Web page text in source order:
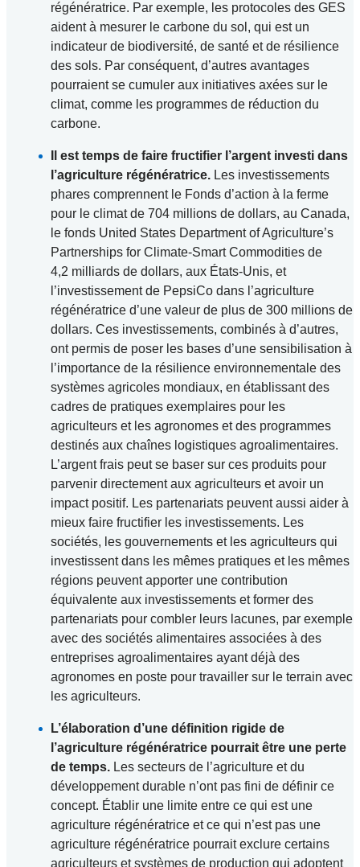
régénératrice. Par exemple, les protocoles des GES
aident à mesurer le carbone du sol, qui est un
indicateur de biodiversité, de santé et de résilience
des sols. Par conséquent, d’autres avantages
pourraient se cumuler aux initiatives axées sur le
climat, comme les programmes de réduction du
carbone.
Il est temps de faire fructifier l’argent investi dans
l’agriculture régénératrice. Les investissements
phares comprennent le Fonds d’action à la ferme
pour le climat de 704 millions de dollars, au Canada,
le fonds United States Department of Agriculture’s
Partnerships for Climate-Smart Commodities de
4,2 milliards de dollars, aux États-Unis, et
l’investissement de PepsiCo dans l’agriculture
régénératrice d’une valeur de plus de 300 millions de
dollars. Ces investissements, combinés à d’autres,
ont permis de poser les bases d’une sensibilisation à
l’importance de la résilience environnementale des
systèmes agricoles mondiaux, en établissant des
cadres de pratiques exemplaires pour les
agriculteurs et les agronomes et des programmes
destinés aux chaînes logistiques agroalimentaires.
L’argent frais peut se baser sur ces produits pour
parvenir directement aux agriculteurs et avoir un
impact positif. Les partenariats peuvent aussi aider à
mieux faire fructifier les investissements. Les
sociétés, les gouvernements et les agriculteurs qui
investissent dans les mêmes pratiques et les mêmes
régions peuvent apporter une contribution
équivalente aux investissements et former des
partenariats pour combler leurs lacunes, par exemple
avec des sociétés alimentaires associées à des
entreprises agroalimentaires ayant déjà des
agronomes en poste pour travailler sur le terrain avec
les agriculteurs.
L’élaboration d’une définition rigide de
l’agriculture régénératrice pourrait être une perte
de temps. Les secteurs de l’agriculture et du
développement durable n’ont pas fini de définir ce
concept. Établir une limite entre ce qui est une
agriculture régénératrice et ce qui n’est pas une
agriculture régénératrice pourrait exclure certains
agriculteurs et systèmes de production qui adoptent